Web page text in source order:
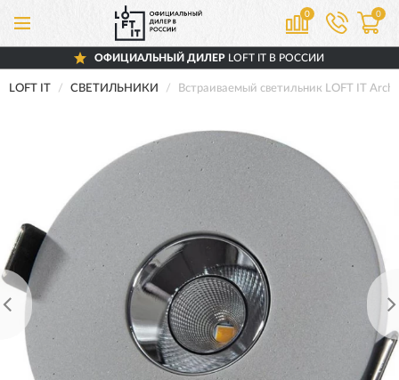
0 0
ОФИЦИАЛЬНЫЙ ДИЛЕРLOFT IT В РОССИИ
LOFT IT СВЕТИЛЬНИКИ Встраиваемый светильник LOFT IT